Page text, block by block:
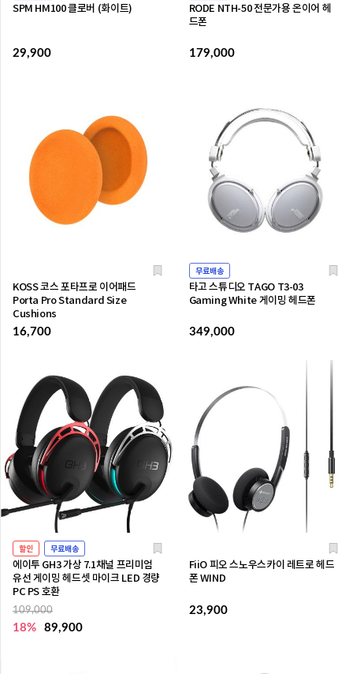
SPM HM100 클로버 (화이트)
29,900
RODE NTH-50 전문가용 온이어 헤
드폰
179,000
KOSS 코스 포타프로 이어패드
Porta Pro Standard Size
Cushions
16,700
무료배송
타고 스튜디오 TAGO T3-03
Gaming White 게이밍 헤드폰
349,000
할인 무료배송
에이투 GH3 가상 7.1채널 프리미엄
유선 게이밍 헤드셋 마이크 LED 경량
PC PS 호환
109,000
18% 89,900
FiiO 피오 스노우스카이 레트로 헤드
폰 WIND
23,900